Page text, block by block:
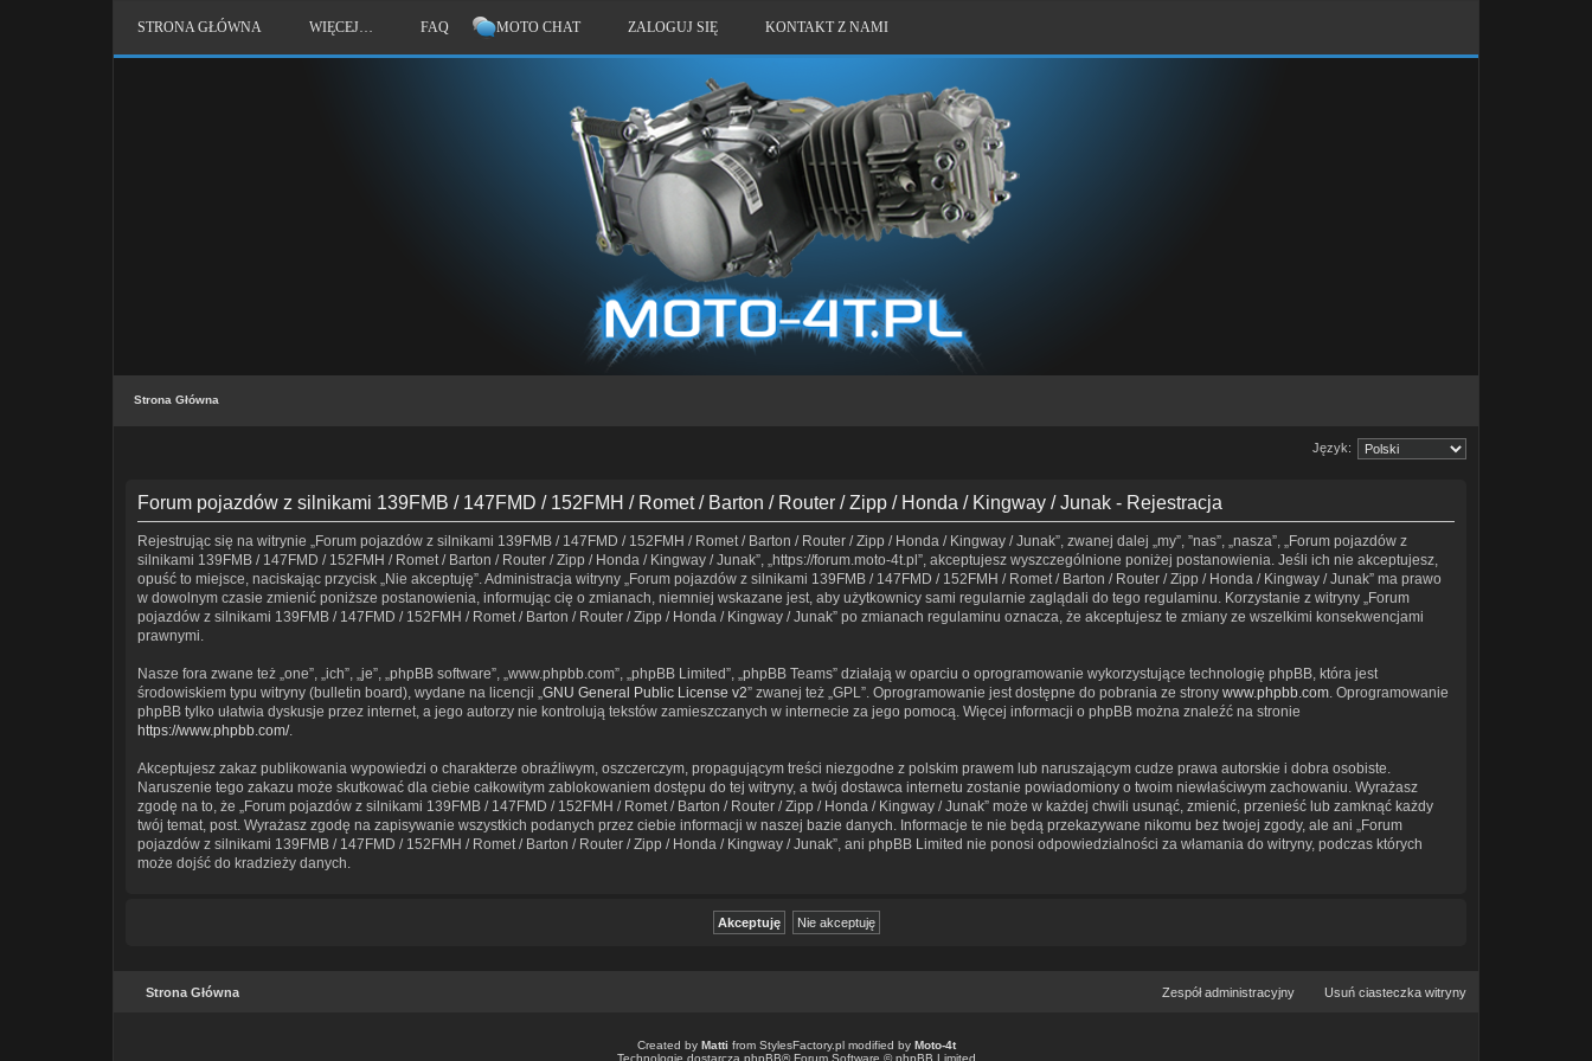
STRONA GŁÓWNA WIĘCEJ… FAQ MOTO CHAT ZALOGUJ SIĘ KONTAKT Z NAMI
Strona Główna
Język:
Forum pojazdów z silnikami 139FMB / 147FMD / 152FMH / Romet / Barton / Router / Zipp / Honda / Kingway / Junak - Rejestracja
Rejestrując się na witrynie „Forum pojazdów z silnikami 139FMB / 147FMD / 152FMH / Romet / Barton / Router / Zipp / Honda / Kingway / Junak”, zwanej dalej „my”, ”nas”, „nasza”, „Forum pojazdów z
silnikami 139FMB / 147FMD / 152FMH / Romet / Barton / Router / Zipp / Honda / Kingway / Junak”, „https://forum.moto-4t.pl”, akceptujesz wyszczególnione poniżej postanowienia. Jeśli ich nie akceptujesz,
opuść to miejsce, naciskając przycisk „Nie akceptuję”. Administracja witryny „Forum pojazdów z silnikami 139FMB / 147FMD / 152FMH / Romet / Barton / Router / Zipp / Honda / Kingway / Junak” ma prawo
w dowolnym czasie zmienić poniższe postanowienia, informując cię o zmianach, niemniej wskazane jest, aby użytkownicy sami regularnie zaglądali do tego regulaminu. Korzystanie z witryny „Forum
pojazdów z silnikami 139FMB / 147FMD / 152FMH / Romet / Barton / Router / Zipp / Honda / Kingway / Junak” po zmianach regulaminu oznacza, że akceptujesz te zmiany ze wszelkimi konsekwencjami
prawnymi.
Nasze fora zwane też „one”, „ich”, „je”, „phpBB software”, „www.phpbb.com”, „phpBB Limited”, „phpBB Teams” działają w oparciu o oprogramowanie wykorzystujące technologię phpBB, która jest
środowiskiem typu witryny (bulletin board), wydane na licencji „ GNU General Public License v2” zwanej też „GPL”. Oprogramowanie jest dostępne do pobrania ze strony www.phpbb.com . Oprogramowanie
phpBB tylko ułatwia dyskusje przez internet, a jego autorzy nie kontrolują tekstów zamieszczanych w internecie za jego pomocą. Więcej informacji o phpBB można znaleźć na stronie
https://www.phpbb.com/.
Akceptujesz zakaz publikowania wypowiedzi o charakterze obraźliwym, oszczerczym, propagującym treści niezgodne z polskim prawem lub naruszającym cudze prawa autorskie i dobra osobiste.
Naruszenie tego zakazu może skutkować dla ciebie całkowitym zablokowaniem dostępu do tej witryny, a twój dostawca internetu zostanie powiadomiony o twoim niewłaściwym zachowaniu. Wyrażasz
zgodę na to, że „Forum pojazdów z silnikami 139FMB / 147FMD / 152FMH / Romet / Barton / Router / Zipp / Honda / Kingway / Junak” może w każdej chwili usunąć, zmienić, przenieść lub zamknąć każdy
twój temat, post. Wyrażasz zgodę na zapisywanie wszystkich podanych przez ciebie informacji w naszej bazie danych. Informacje te nie będą przekazywane nikomu bez twojej zgody, ale ani „Forum
pojazdów z silnikami 139FMB / 147FMD / 152FMH / Romet / Barton / Router / Zipp / Honda / Kingway / Junak”, ani phpBB Limited nie ponosi odpowiedzialności za włamania do witryny, podczas których
może dojść do kradzieży danych.
Strona Główna Usuń ciasteczka witryny
Zespół administracyjny
Created by Matti from StylesFactory.plmodified by Moto-4t
Technologię dostarcza phpBB® Forum Software © phpBB Limited